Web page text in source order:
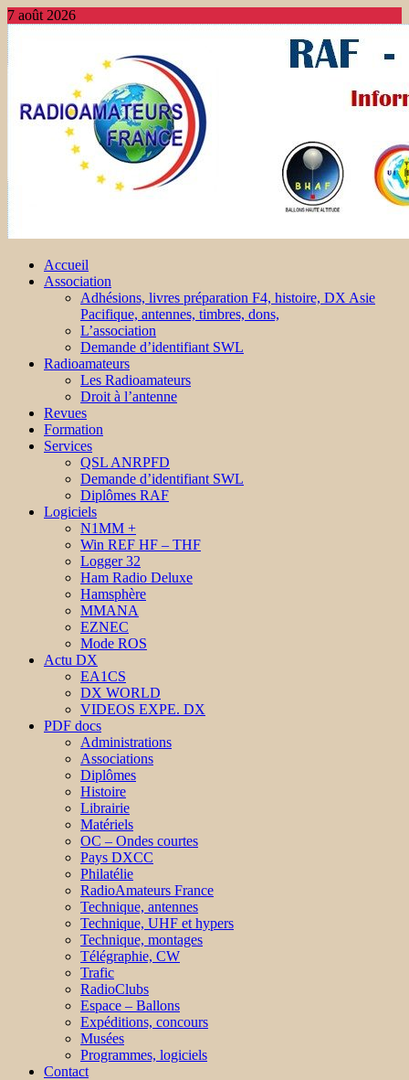
7 août 2026
Accueil
Association
Adhésions, livres préparation F4, histoire, DX Asie
Pacifique, antennes, timbres, dons,
L’association
Demande d’identifiant SWL
Radioamateurs
Les Radioamateurs
Droit à l’antenne
Revues
Formation
Services
QSL ANRPFD
Demande d’identifiant SWL
Diplômes RAF
Logiciels
N1MM +
Win REF HF – THF
Logger 32
Ham Radio Deluxe
Hamsphère
MMANA
EZNEC
Mode ROS
Actu DX
EA1CS
DX WORLD
VIDEOS EXPE. DX
PDF docs
Administrations
Associations
Diplômes
Histoire
Librairie
Matériels
OC – Ondes courtes
Pays DXCC
Philatélie
RadioAmateurs France
Technique, antennes
Technique, UHF et hypers
Technique, montages
Télégraphie, CW
Trafic
RadioClubs
Espace – Ballons
Expéditions, concours
Musées
Programmes, logiciels
Contact